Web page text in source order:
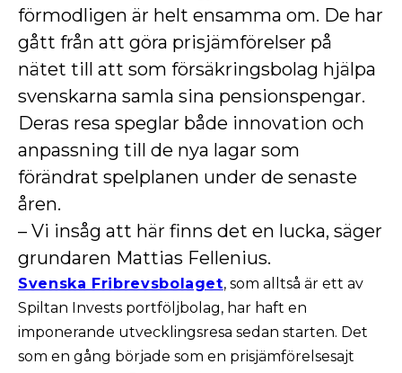
förmodligen är helt ensamma om. De har
gått från att göra prisjämförelser på
nätet till att som försäkringsbolag hjälpa
svenskarna samla sina pensionspengar.
Deras resa speglar både innovation och
anpassning till de nya lagar som
förändrat spelplanen under de senaste
åren.
– Vi insåg att här finns det en lucka, säger
grundaren Mattias Fellenius.
Svenska Fribrevsbolaget, som alltså är ett av
Spiltan Invests portföljbolag, har haft en
imponerande utvecklingsresa sedan starten. Det
som en gång började som en prisjämförelsesajt